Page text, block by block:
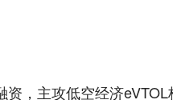
资，主攻低空经济eVTOL